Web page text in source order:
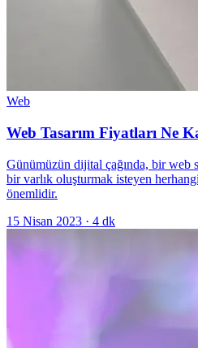
Web
Web Tasarım Fiyatları Ne
Günümüzün dijital çağında, bir web
bir varlık oluşturmak isteyen
önemlidir.
15 Nisan 2023 · 4 dk